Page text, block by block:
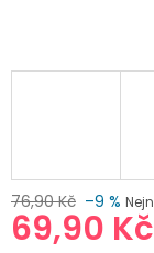
76,90 Kč –9 %
69,90 Kč